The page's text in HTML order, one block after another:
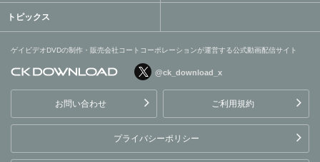
トピックス
ゲイビデオDVDの制作・販売会社コートコーポレーションが運営する公式動画配信サイト
ョンが運営する公式動画配
信サイト
@ck_download_x
お問い合わせ ご利用規約
プライバシーポリシー